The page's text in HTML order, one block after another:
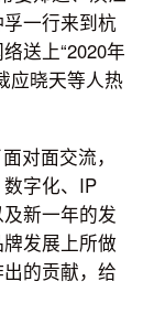
一行来到杭
送上“2020年
应晓天等人热
对面交流，
字化、IP
新一年的发
发展上所做
的贡献，给